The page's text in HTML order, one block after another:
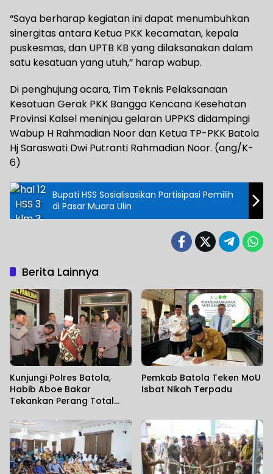
“Saya berharap kegiatan ini dapat menumbuhkan
sinergitas antara Ketua PKK kecamatan, kepala
puskesmas, dan UPTB KB yang dilaksanakan dalam
satu kesatuan yang utuh,” harap wabup.
Di penghujung acara, Tim Teknis Pelaksanaan
Kesatuan Gerak PKK Bangga Kencana Kesehatan
Provinsi Kalsel meninjau gelaran UPPKS didampingi
Wabup H Rahmadian Noor dan Ketua TP-PKK Batola
Hj Saraswati Dwi Putranti Rahmadian Noor. (ang/K-
6)
Bupati HSS Sosialisasikan Partisipasi Pemilih
di Pasar Muara Ulin
Berita Lainnya
Kunjungi Polres Batola,
Habib Aboe Bakar
Tekankan Perang Total
Penguatan Pelayanan
Publik
Pemkab Batola Teken MoU
Isbat Nikah Terpadu